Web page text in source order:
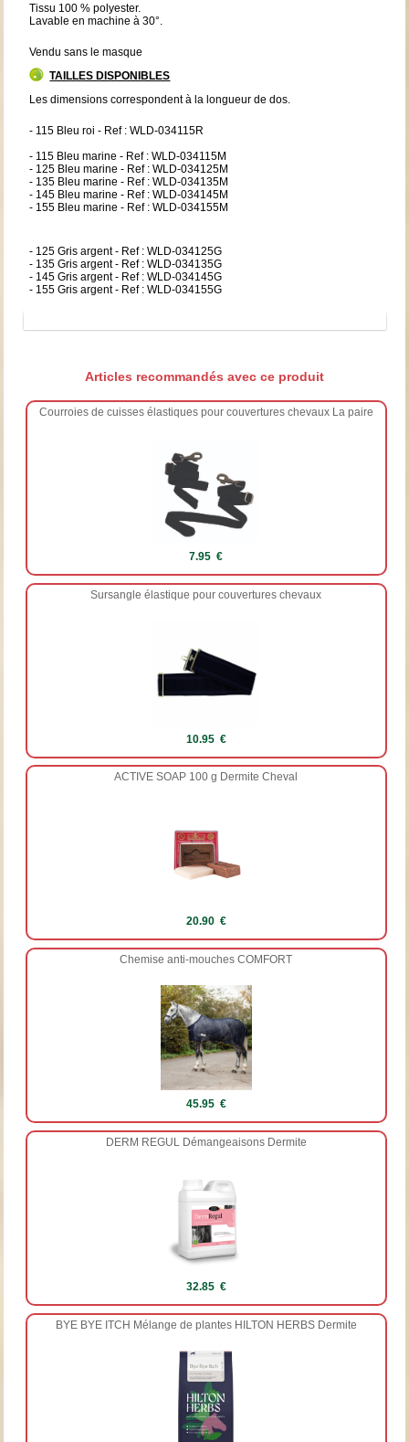
Tissu 100 % polyester.
Lavable en machine à 30°.
Vendu sans le masque
TAILLES DISPONIBLES
Les dimensions correspondent à la longueur de dos.
- 115 Bleu roi - Ref : WLD-034115R
- 115 Bleu marine - Ref : WLD-034115M
- 125 Bleu marine - Ref : WLD-034125M
- 135 Bleu marine - Ref : WLD-034135M
- 145 Bleu marine - Ref : WLD-034145M
- 155 Bleu marine - Ref : WLD-034155M
- 125 Gris argent - Ref : WLD-034125G
- 135 Gris argent - Ref : WLD-034135G
- 145 Gris argent - Ref : WLD-034145G
- 155 Gris argent - Ref : WLD-034155G
Articles recommandés avec ce produit
Courroies de cuisses élastiques pour couvertures chevaux La paire
7.95 €
Sursangle élastique pour couvertures chevaux
10.95 €
ACTIVE SOAP 100 g Dermite Cheval
20.90 €
Chemise anti-mouches COMFORT
45.95 €
DERM REGUL Démangeaisons Dermite
32.85 €
BYE BYE ITCH Mélange de plantes HILTON HERBS Dermite